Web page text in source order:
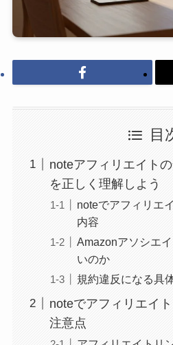
目
noteアフィリエイト
を正しく理解しよう
noteでアフィリエ
内容
Amazonアソシエ
いのか
規約違反になる具
noteでアフィリエイ
注意点